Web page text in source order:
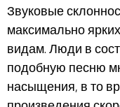
Звуковые
максимально
видам. Люди в
подобную песню
насыщения, в то